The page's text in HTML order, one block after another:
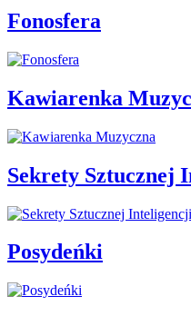
Fonosfera
Kawiarenka
Sekrety Sztucznej
Posydeńki